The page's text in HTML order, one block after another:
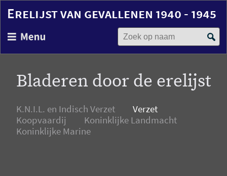
en
inhoud
gaan
Erelijst van gevallenen 1940 - 1945
Zoek op naam
Bladeren door de erelijst
K.N.I.L. en Indisch Verzet Verzet
Koopvaardij
Koninklijke Landmacht
Koninklijke Marine